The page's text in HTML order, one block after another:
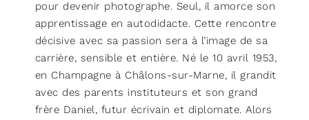
pour devenir photographe. Seul, il amorce son
apprentissage en autodidacte. Cette rencontre
décisive avec sa passion sera à l’image de sa
carrière, sensible et entière. Né le 10 avril 1953,
en Champagne à Châlons-sur-Marne, il grandit
avec des parents instituteurs et son grand
frère Daniel, futur écrivain et diplomate. Alors